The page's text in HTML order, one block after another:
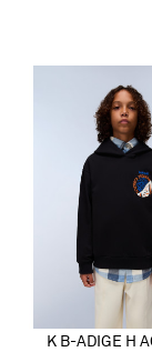
K B-ADIGE H